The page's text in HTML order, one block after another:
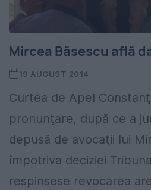
Mircea Băsescu află
19 AUGUST 2014
Curtea de Apel
pronunţare, după ce a
depusă de avocaţii lui
împotriva deciziei
respinsese revocarea